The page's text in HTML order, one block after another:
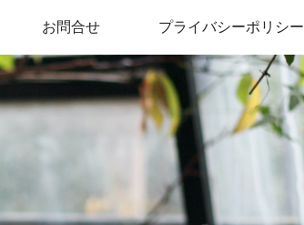
お問合せ プライバシーポリシー